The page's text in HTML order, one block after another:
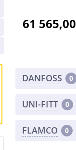
61 565,00
DANFOSS 0
UNI-FITT 0
FLAMCO 0